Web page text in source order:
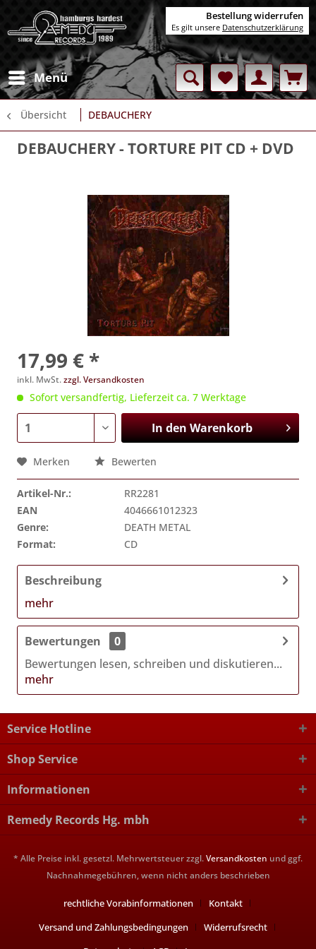
Menü
Übersicht DEBAUCHERY
DEBAUCHERY- TORTURE PIT CD + DVD
17,99 € *
inkl. MwSt.zzgl. Versandkosten
Sofort versandfertig, Lieferzeit ca. 7 Werktage
In denWarenkorb
Merken Bewerten
Artikel-Nr.:
RR2281
EAN
4046661012323
Genre:
DEATH METAL
Format:
CD
Beschreibung
mehr
Bewertungen
0
Bewertungen lesen, schreiben und diskutieren...
mehr
Service Hotline
Shop Service
Informationen
Remedy Records Hg. mbh
* Alle Preise inkl. gesetzl. Mehrwertsteuer zzgl.Versandkosten und ggf.
Nachnahmegebühren, wenn nicht anders beschrieben
rechtliche Vorabinformationen
Kontakt
Versand und Zahlungsbedingungen
Widerrufsrecht
Bestellung widerrufen
Es gilt unsere Datenschutzerklärung